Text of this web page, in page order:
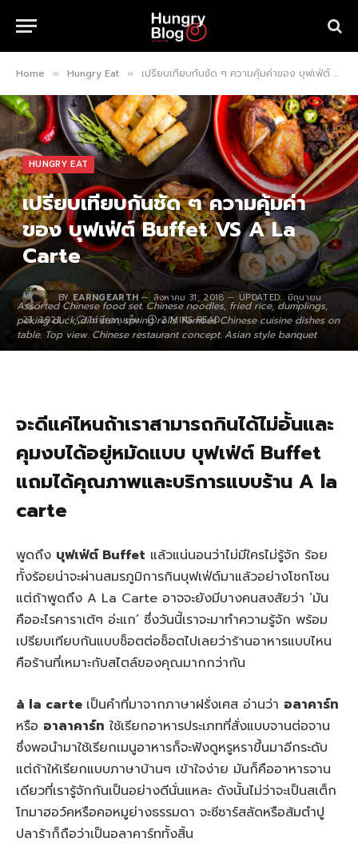
Home » Hungry Eat » เปรียบเทียบกันชัด ๆ ความคุ้มค่าของ บุฟเฟ่ต์ Buffet VS A La Carte
Assorted Chinese food set. Chinese noodles, fried rice, dumplings,
peking duck, dim sum, spring rolls. Famous Chinese cuisine dishes on
table. Top view. Chinese restaurant concept. Asian style banquet
HUNGRY EAT
เปรียบเทียบกันชัด ๆ ความคุ้มค่า
ของ บุฟเฟ่ต์ Buffet VS A La
Carte
BY EARNGEARTH สิงหาคม 31, 2018 UPDATED: มิถุนายน
23, 2022
ไม่มีความเห็น 2 MINS READ
จะดีแค่ไหนถ้าเราสามารถกินได้ไม่อั้นและ
คุมงบได้อยู่หมัดแบบ บุฟเฟ่ต์ Buffet
แถมได้คุณภาพและบริการแบบร้าน A la
carte
พูดถึง บุฟเฟ่ต์ Buffet แล้วแน่นอนว่าไม่มีใครไม่รู้จัก ร้อย
ทั้งร้อยน่าจะผ่านสมรภูมิการกินบุฟเฟ่ต์มาแล้วอย่างโชกโชน
แต่ถ้าพูดถึง A La Carte อาจจะยังมีบางคนสงสัยว่า ‘มัน
คืออะไรคาราเต้ๆ อ่ะแก’ ซึ่งวันนี้เราจะมาทำความรู้จัก พร้อม
เปรียบเทียบกันแบบช็อตต่อช็อตไปเลยว่าร้านอาหารแบบไหน
คือร้านที่เหมาะกับสไตล์ของคุณมากกว่ากัน
à la carte เป็นคำที่มาจากภาษาฝรั่งเศส อ่านว่า อลาคาร์ท
หรือ อาลาคาร์ท ใช้เรียกอาหารประเภทที่สั่งแบบจานต่อจาน
ซึ่งพอนำมาใช้เรียกเมนูอาหารก็จะฟังดูหรูหราขึ้นมาอีกระดับ
แต่ถ้าให้เรียกแบบภาษาบ้านๆ เข้าใจง่าย มันก็คืออาหารจาน
เดียวที่เรารู้จักกันเป็นอย่างดีนั่นแหละ ดังนั้นไม่ว่าจะเป็นสเต็ก
โทมาฮอว์คหรือคอหมูย่างธรรมดา จะซีซาร์สลัดหรือส้มตำปู
ปลาร้าก็ถือว่าเป็นอลาคาร์ททั้งสิ้น